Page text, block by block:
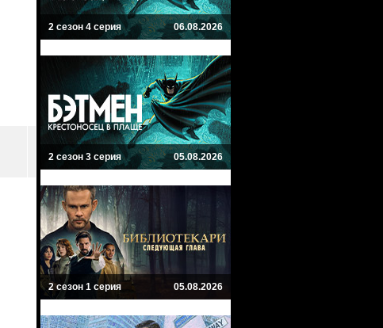
2 сезон 4 серия 06.08.2026
2 сезон 3 серия 05.08.2026
2 сезон 1 серия 05.08.2026